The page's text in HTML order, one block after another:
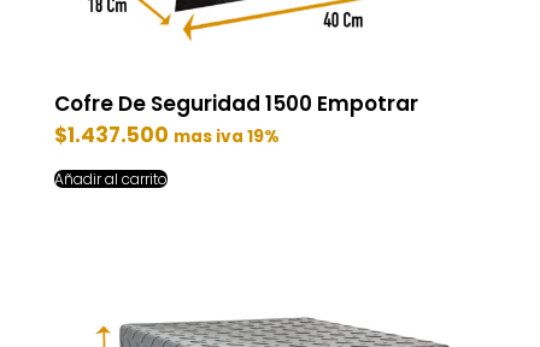
Cofre De Seguridad 1500 Empotrar
$1.437.500 mas iva 19%
Añadir al carrito